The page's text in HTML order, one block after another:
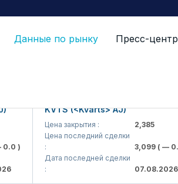
Данные по рынку Пресс-центр
)
KVTS (<Kvarts> AJ)
Цена закрытия :
2,385
Цена последний сделки
3,099( — 0.0 )
Дата последней сделки
07.08.2026